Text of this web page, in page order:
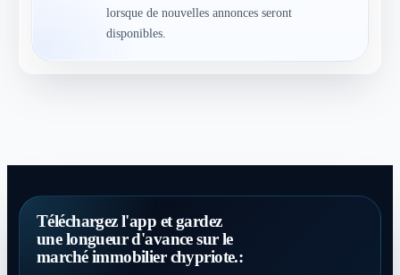
lorsque de nouvelles annonces seront
disponibles.
Téléchargez l'app et gardez
une longueur d'avance sur le
marché immobilier chypriote.: